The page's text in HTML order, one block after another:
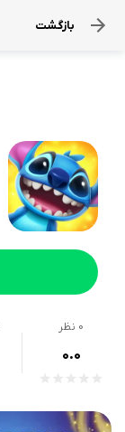
بازگشت
0 نظر
0.0